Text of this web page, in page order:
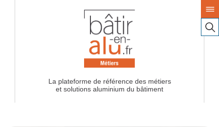
La plateforme de référence des métiers